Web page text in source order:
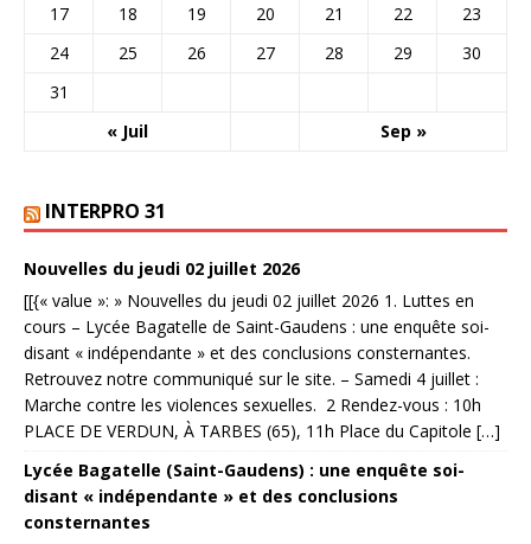
17 18 19 20 21 22
23
24
25 26 27 28 29
30
31
« Juil
Sep »
INTERPRO 31
Nouvelles du jeudi 02 juillet 2026
[[{« value »: » Nouvelles du jeudi 02 juillet 2026 1. Luttes en
cours – Lycée Bagatelle de Saint-Gaudens : une enquête soi-
disant « indépendante » et des conclusions consternantes.
Retrouvez notre communiqué sur le site. – Samedi 4 juillet :
Marche contre les violences sexuelles. 2 Rendez-vous : 10h
PLACE DE VERDUN, À TARBES (65), 11h Place du Capitole […]
Lycée Bagatelle (Saint-Gaudens) : une enquête soi-
disant « indépendante » et des conclusions
consternantes